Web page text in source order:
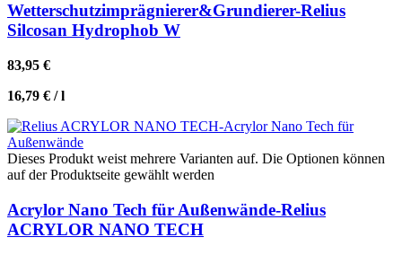
Wetterschutzimprägnierer&Grundierer-Relius
Silcosan Hydrophob W
83,95 €
16,79 € /l
Dieses Produkt weist mehrere Varianten auf. Die Optionen können
auf der Produktseite gewählt werden
Acrylor Nano Tech für Außenwände-Relius
ACRYLOR NANO TECH